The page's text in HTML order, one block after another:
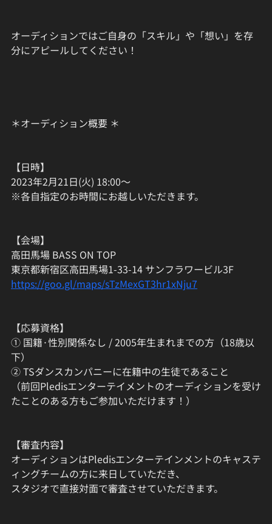
オーディションではご自身の「スキル」や「想い」を存
分にアピールしてください！
＊オーディション概要 ＊
【日時】
2023年2月21日(火) 18:00〜
※各自指定のお時間にお越しいただきます。
【会場】
高田馬場 BASS ON TOP
東京都新宿区高田馬場1-33-14 サンフラワービル3F
https://goo.gl/maps/sTzMexGT3hr1xNju7
【応募資格】
① 国籍·性別関係なし / 2005年生まれまでの方（18歳以
下）
② TSダンスカンパニーに在籍中の生徒であること
（前回Pledisエンターテイメントのオーディションを受け
たことのある方もご参加いただけます！）
【審査内容】
オーディションはPledisエンターテインメントのキャステ
ィングチームの方に来日していただき、
スタジオで直接対面で審査させていただきます。